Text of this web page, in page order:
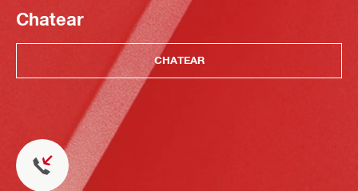
Chatear
CHATEAR